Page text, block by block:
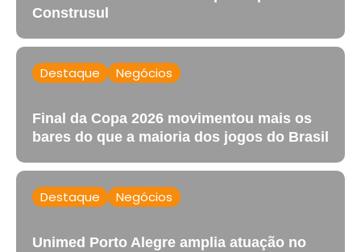
Construsul
Destaque Negócios
Final da Copa 2026 movimentou mais os
bares do que a maioria dos jogos do Brasil
Destaque Negócios
Unimed Porto Alegre amplia atuação no